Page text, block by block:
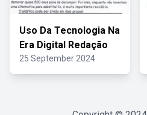
Uso Da Tecnologia Na
Era Digital Redação
25 September 2024